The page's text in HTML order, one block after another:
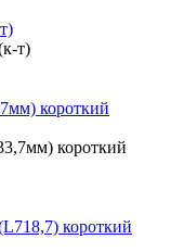
короткий
короткий